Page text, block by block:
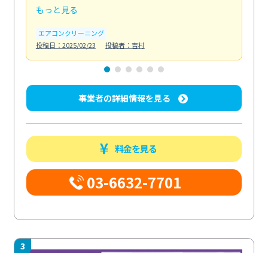
もっと見る
エアコンクリーニング
投稿日：2025/02/23
投稿者：吉村
事業者の詳細情報を見る
料金を見る
03-6632-7701
3